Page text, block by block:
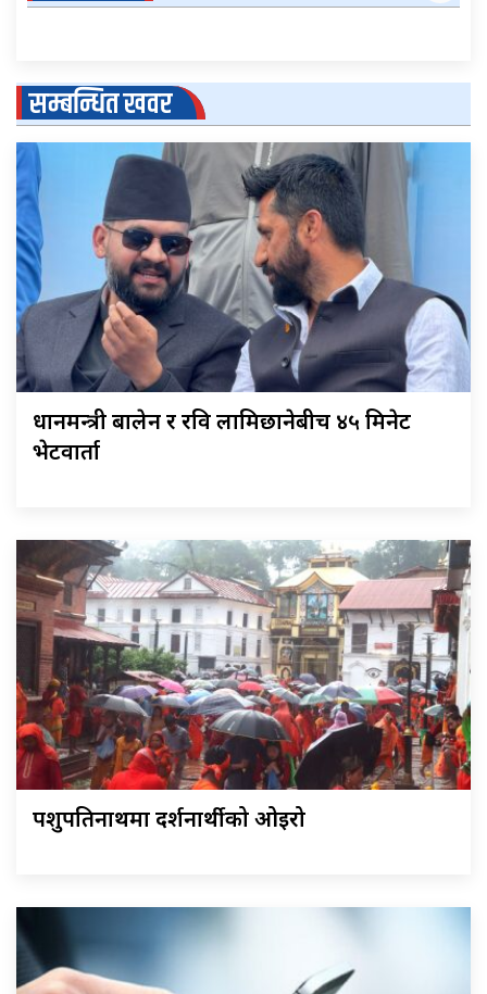
सम्बन्धित खवर
प्रधानमन्त्री बालेन र रवि लामिछानेबीच ४५ मिनेट
भेटवार्ता
पशुपतिनाथमा दर्शनार्थीको ओइरो